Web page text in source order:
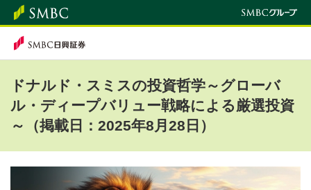
ドナルド・スミスの投資哲学～グローバ
ル・ディープバリュー戦略による厳選投資
～（掲載日：2025年8月28日）